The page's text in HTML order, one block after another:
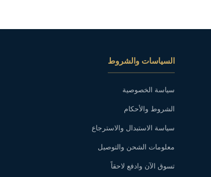
السياسات والشروط
سياسة الخصوصية
الشروط والأحكام
سياسة الاستبدال والاسترجاع
معلومات الشحن والتوصيل
تسوق الآن وادفع لاحقاً